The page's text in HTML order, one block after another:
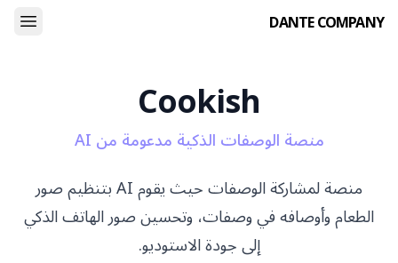
DANTE COMPANY
Cookish
منصة الوصفات الذكية مدعومة من AI
منصة لمشاركة الوصفات حيث يقوم AI بتنظيم صور
الطعام وأوصافه في وصفات، وتحسين صور الهاتف الذكي
إلى جودة الاستوديو.